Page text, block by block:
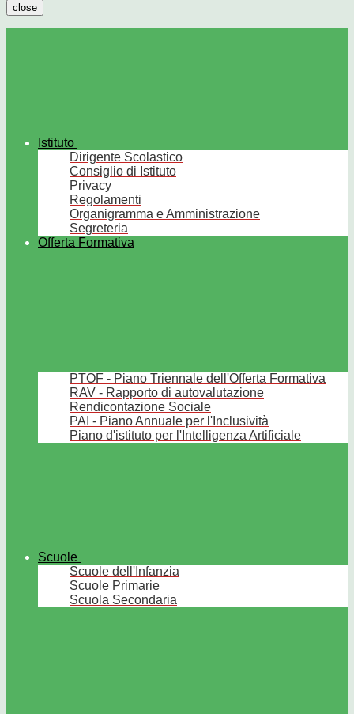
close
Istituto
Dirigente Scolastico
Consiglio di Istituto
Privacy
Regolamenti
Organigramma e Amministrazione
Segreteria
Offerta Formativa
PTOF - Piano Triennale dell'Offerta Formativa
RAV - Rapporto di autovalutazione
Rendicontazione Sociale
PAI - Piano Annuale per l'Inclusività
Piano d'istituto per l'Intelligenza Artificiale
Scuole
Scuole dell'Infanzia
Scuole Primarie
Scuola Secondaria